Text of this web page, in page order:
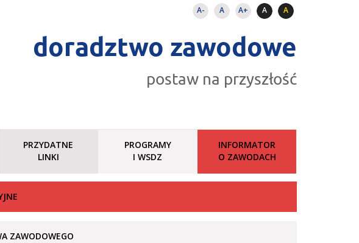
A- A A+ A A
doradztwo zawodowe
postaw na przyszłość
PRZYDATNE
LINKI
PROGRAMY
I WSDZ
INFORMATOR
O ZAWODACH
ZAWODOWEGO